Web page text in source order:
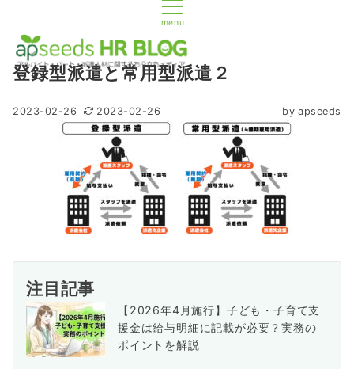
menu
登録型派遣と常用型派遣２
2023-02-26 2023-02-26 by apseeds
注目記事
【2026年4月施行】子ども・子育て支
援金は給与明細に記載が必要？実務の
ポイントを解説